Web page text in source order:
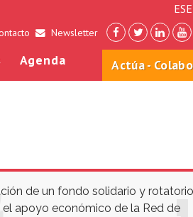
ES
Newsletter
Agenda Actúa -
de un fondo solidario y rotatorio
el apoyo económico de la Red de